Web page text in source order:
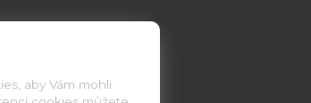
aby Vám mohli